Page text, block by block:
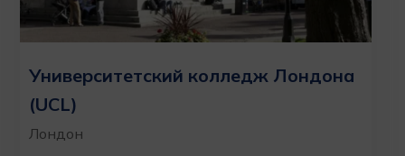
Университетский колледж Лондона
(UCL)
Лондон